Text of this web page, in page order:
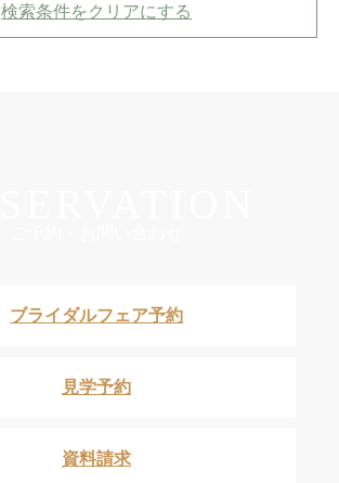
検索条件をクリアにする
ブライダルフェア予約
見学予約
資料請求